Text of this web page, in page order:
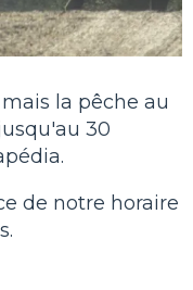
la pêche au
30
de notre horaire